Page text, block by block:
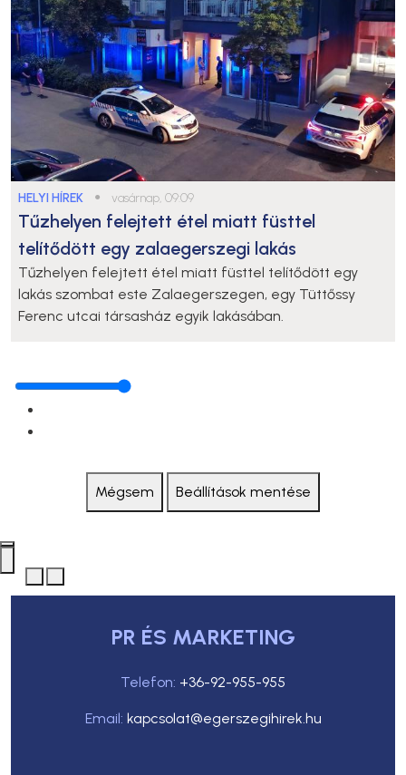
HELYI HÍREK ● vasárnap, 09:09
Tűzhelyen felejtett étel miatt füsttel
telítődött egy zalaegerszegi lakás
Tűzhelyen felejtett étel miatt füsttel telítődött egy
lakás szombat este Zalaegerszegen, egy Tüttőssy
Ferenc utcai társasház egyik lakásában.
Mégsem Beállítások mentése
PR ÉS MARKETING
Telefon: +36-92-955-955
Email: kapcsolat@egerszegihirek.hu